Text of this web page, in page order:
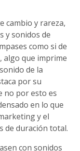
cambio y rareza,
y sonidos de
como si de
algo que imprime
de la
por su
no por esto es
en lo que
y el
de duración total.
con sonidos